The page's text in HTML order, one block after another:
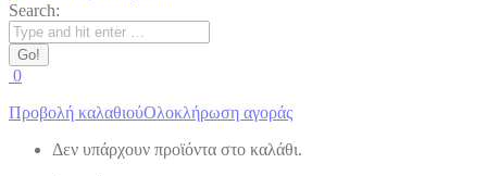
Search:
0
Προβολή καλαθιούΟλοκλήρωση αγοράς
Δεν υπάρχουν προϊόντα στο καλάθι.